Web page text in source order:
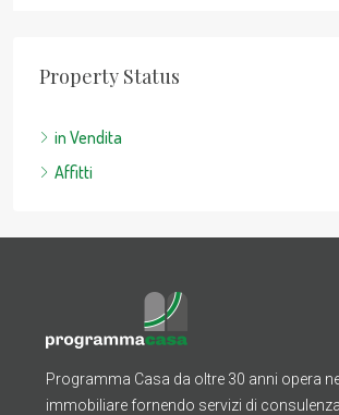
Property Status
in Vendita
Affitti
Programma Casa da oltre 30 anni opera
immobiliare fornendo servizi di consulenza